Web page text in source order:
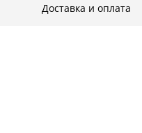
Доставка и оплата